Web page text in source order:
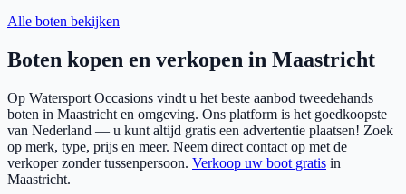
Alle boten bekijken
Boten kopen en verkopen in Maastricht
Op Watersport Occasions vindt u het beste aanbod tweedehands
boten in Maastricht en omgeving. Ons platform is het goedkoopste
van Nederland — u kunt altijd gratis een advertentie plaatsen! Zoek
op merk, type, prijs en meer. Neem direct contact op met de
verkoper zonder tussenpersoon. Verkoop uw boot gratis in
Maastricht.